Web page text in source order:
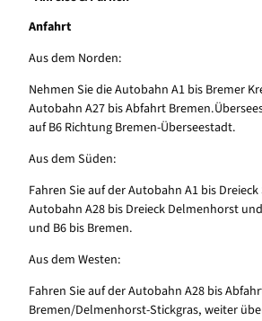
Anfahrt
Aus dem Norden:
Nehmen Sie die Autobahn A1 bis Bremer
Autobahn A27 bis Abfahrt
auf B6 Richtung Bremen-Überseestadt.
Aus dem Süden:
Fahren Sie auf der Autobahn A1 bis
Autobahn A28 bis Dreieck Delmenhorst
und B6 bis Bremen.
Aus dem Westen:
Fahren Sie auf der Autobahn A28 bis
Bremen/Delmenhorst-Stickgras, weiter